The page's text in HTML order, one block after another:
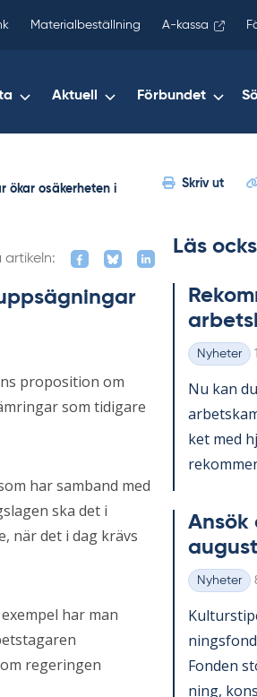
Materialbeställning A-kassa
Aktuell Förbundet
ökar osäkerheten i
Skriv ut
artikeln:
proposition om
som tidigare
har samband med
ska det i
när det i dag krävs
har man
regeringen
Läs
Kategorier
Nyheter
Nu kan
ket med
An­sök
Kategorier
Nyheter
Fon­den
ning,